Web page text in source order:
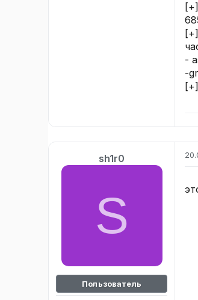
-
-
sh1r0
S
Пользователь